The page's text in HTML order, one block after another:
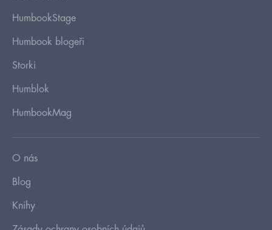
HumbookStage
Humbook blogeři
Storki
Humblok
HumbookMag
O nás
Blog
Knihy